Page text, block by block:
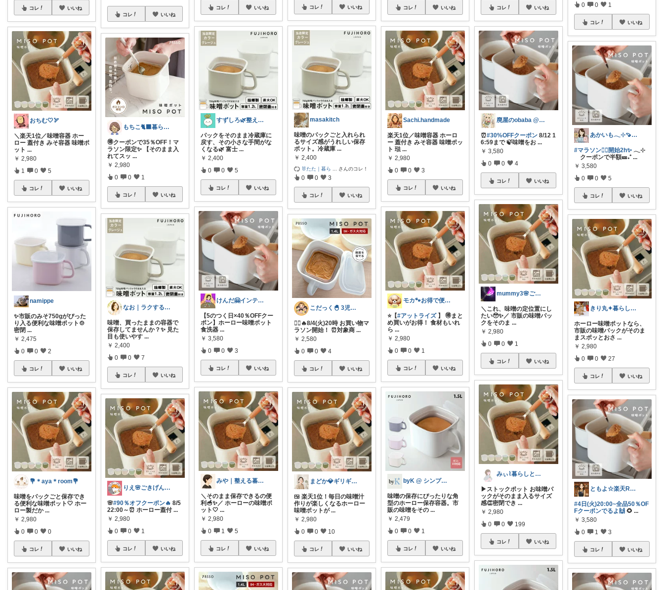
コレ いいね
おちむ🤍🏹
＼楽天1位／味噌容器 ホー
ロー 蓋付き みそ容器 味噌ポ
ット ...
￥ 2,980
1 0 5
コレ いいね
namippe
✨市販のみそ750gがぴった
り入る便利な味噌ポット🍲
密閉 ...
￥ 2,475
0 0 2
コレ いいね
💐＊aya＊room💐
味噌をパックごと保存でき
る便利な味噌ポット🤍 ホー
ロー製だか ...
￥ 2,980
0 0 0
コレ いいね
コレ いいね
もちこ🐈‍⬛暮らしのお気に入り🌷
🉐クーポンで35％OFF！マ
ラソン限定✨ 【そのまま入
れてスッ ...
￥ 2,980
0 0 1
コレ いいね
なお｜ラクする暮らしとご褒美
味噌、買ったままの容器で
保存してませんか？✨ 見た
目も使いやす ...
￥ 2,400
0 0 7
コレ いいね
りえ🌸ごきげんな暮らし🏠🌿
🌸#90％オフクーポン🔥 8/5
22:00～⏰ ホーロー蓋付 ...
￥ 2,980
0 0 1
コレ いいね
コレ いいね
すずしろ🌿整えながら、ゆるく暮らす
パックをそのまま冷蔵庫に
戻す、その小さな手間がな
くなる🌿 富士 ...
￥ 2,400
0 0 5
コレ いいね
けんだ🤗インテリア多め
【5のつく日×40％OFFクー
ポン】ホーロー味噌ポット
食洗器 ...
￥ 3,580
0 0 3
コレ いいね
みや｜整える暮らし
＼そのまま保存できるの便
利🥣✨／ ホーローの味噌ポ
ット🤍...
￥ 2,980
0 1 5
コレ いいね
コレ いいね
masakitch
味噌のパックごと入れられ
るサイズ感がうれしい保存
ポット。冷蔵庫 ...
￥ 2,400
🐰たた｜暮ら さんのコレ！
0 0 3
コレ いいね
こだっく🐣 3児のママ
🏃‍♀️🔥8/4(火)20時 お買い物マ
ラソン開始！ ⏰対象商 ...
￥ 2,580
0 0 4
コレ いいね
まどか💎ギリギリアラサーOL
🍱 楽天1位！毎日の味噌汁
作りが楽しくなるホーロー
味噌ポットが ...
￥ 2,980
0 0 10
コレ いいね
コレ いいね
Sachi.handmade
楽天1位／味噌容器 ホーロ
ー 蓋付き みそ容器 味噌ポッ
ト 琺 ...
￥ 2,980
0 0 3
コレ いいね
モカ🐾お得で便利💛犬とのおうち時間
⭐️【#アットライズ】 🉐まと
め買いがお得！ 食材もいれ
ら ...
￥ 2,980
0 0 1
コレ いいね
byK @ シンプル好き
味噌の保存にぴったりな角
型のホーロー保存容器。市
販の味噌をその ...
￥ 2,479
0 0 1
コレ いいね
コレ いいね
廃屋のobaba @ 感謝🙏ほぼ朝コレ
⏰#30%OFFクーポン 8/12 1
6:59まで 🍃味噌をお ...
￥ 3,580
0 0 4
コレ いいね
mummy3🌸ご購入感謝です🤗
＼これ、味噌の定位置にし
たい🥹✨／ 市販の味噌パッ
クをそのま ...
￥ 2,980
0 0 1
コレ いいね
みぃ⌇暮らしと育児のおすすめアイテム💐
▶ストックポット お味噌パ
ックがそのまま入るサイズ
感👏密閉でき ...
￥ 2,980
0 0 199
コレ いいね
0 0 1
コレ いいね
あかいも𓂃⊹🍠8月もよろしくです✨
#マラソン🏃‍♀開始2h✨ 𓂃⊹
クーポンで半額🎫₊⁺...
￥ 3,580
0 0 5
コレ いいね
きり丸✦暮らしが整う日用雑貨セレクト🐇
ホーロー味噌ポットなら、
市販の味噌パックがそのま
まスポッとおさ ...
￥ 2,980
0 0 27
コレ いいね
ともよ☆楽天ROOM
#4日(火)20:00~全品50％OF
Fクーポンでるよ🙌 🌻...
￥ 3,580
0 1 3
コレ いいね